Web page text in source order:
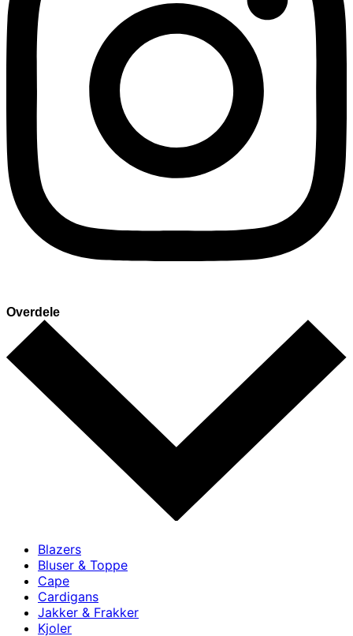
Overdele
Blazers
Bluser & Toppe
Cape
Cardigans
Jakker & Frakker
Kjoler